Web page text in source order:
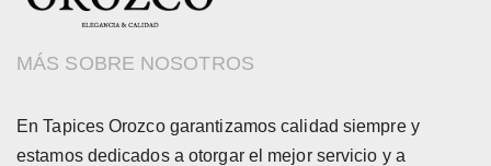
MÁS SOBRE NOSOTROS
En Tapices Orozco garantizamos calidad siempre y
estamos dedicados a otorgar el mejor servicio y a